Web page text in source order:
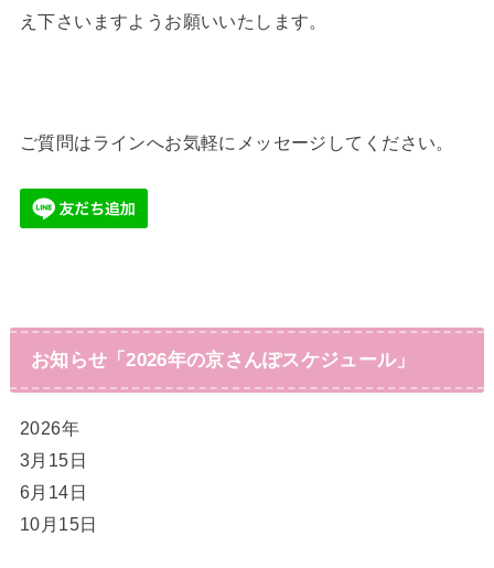
え下さいますようお願いいたします。
ご質問はラインへお気軽にメッセージしてください。
お知らせ「2026年の京さんぽスケジュール」
2026年
3月15日
6月14日
10月15日